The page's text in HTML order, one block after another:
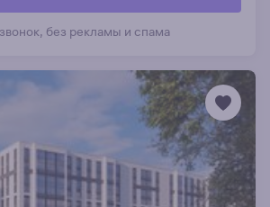
без рекламы и спама